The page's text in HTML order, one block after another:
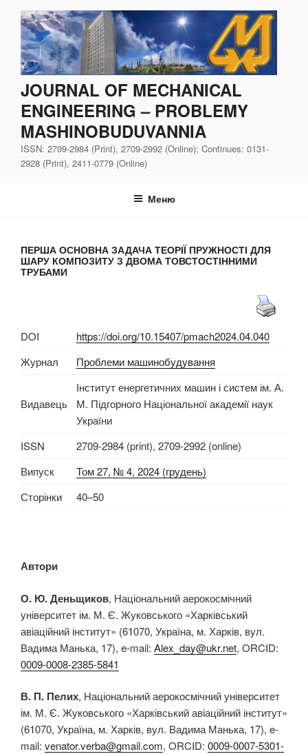
Перейти
вмісту
JOURNAL OF MECHANICAL
ENGINEERING – PROBLEMY
MASHINOBUDUVANNIA
ISSN: 2709-2984 (Print), 2709-2992 (Online); Continues: 0131-
2928 (Print), 2411-0779 (Online)
Меню
ПЕРША ОСНОВНА ЗАДАЧА ТЕОРІЇ ПРУЖНОСТІ ДЛЯ
ШАРУ КОМПОЗИТУ З ДВОМА ТОВСТОСТІННИМИ
ТРУБАМИ
DOI
https://doi.org/10.15407/pmach2024.04.040
Журнал
Проблеми машинобудування
Видавець
Інститут енергетичних машин і систем ім. А.
М. Підгорного Національної академії наук
України
ISSN
2709-2984 (print), 2709-2992 (online)
Випуск
Том 27, № 4, 2024 (грудень)
Сторінки
40–50
Автори
О. Ю. Деньщиков, Національний аерокосмічний
університет ім. М. Є. Жуковського «Харківський
авіаційний інститут» (61070, Україна, м. Харків, вул.
Вадима Манька, 17), e-mail: Alex_day@ukr.net, ORCID:
0009-0008-2385-5841
В. П. Пелих, Національний аерокосмічний університет
ім. М. Є. Жуковського «Харківський авіаційний інститут»
(61070, Україна, м. Харків, вул. Вадима Манька, 17), e-
mail: venator.verba@gmail.com, ORCID: 0009-0007-5301-